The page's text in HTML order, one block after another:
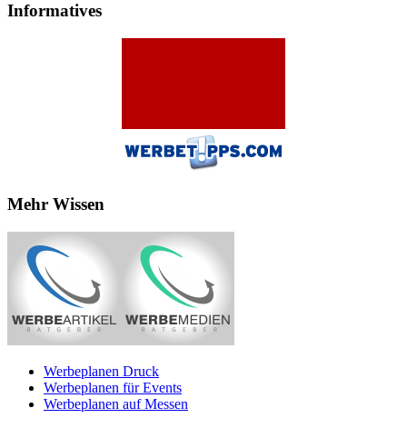
Informatives
Mehr Wissen
Werbeplanen Druck
Werbeplanen für Events
Werbeplanen auf Messen